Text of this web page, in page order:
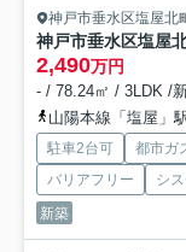
神戸市垂水区塩屋北
神戸市垂水区塩屋
2,490万円
- / 78.24㎡ / 3LDK /
山陽本線「塩屋」
駐車2台可 都市ガ
バリアフリー
シ
新築